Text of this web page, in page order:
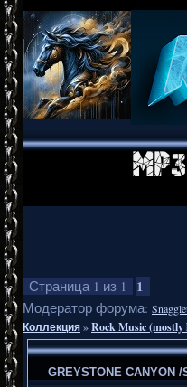
Страница 1 из 1 1
Модератор форума:
Коллекция»Rock Music (mostly
GREYSTONE CANYON